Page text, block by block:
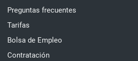
Preguntas frecuentes
Tarifas
Bolsa de Empleo
Contratación